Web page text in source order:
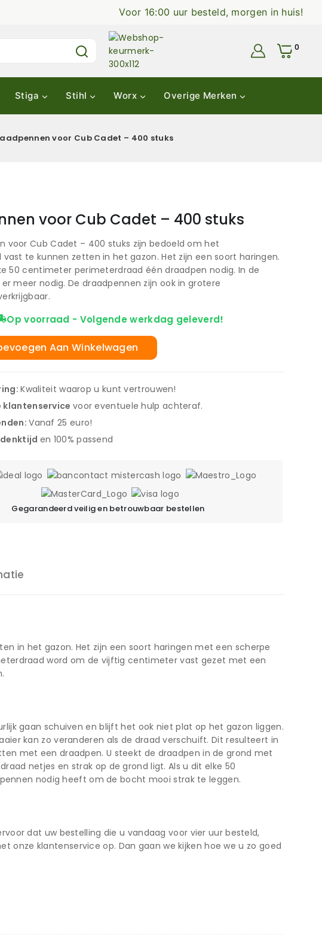
Voor 16:00 uur besteld, morgen in huis!
0
Stiga Stihl Worx Overige Merken
voor Cub Cadet – 400 stuks
voor Cub Cadet – 400 stuks
voor Cub Cadet – 400 stuks zijn bedoeld om het
te kunnen zetten in het gazon. Het zijn een soort haringen.
50 centimeter perimeterdraad één draadpen nodig. In de
meer nodig. De draadpennen zijn ook in grotere
Op voorraad - Volgende werkdag geleverd!
Aan Winkelwagen
Kwaliteit waarop u kunt vertrouwen!
klantenservice voor eventuele hulp achteraf.
Vanaf 25 euro!
en 100% passend
Gegarandeerd veilig en betrouwbaar bestellen
in het gazon. Het zijn een soort haringen met een scherpe
word om de vijftig centimeter vast gezet met een
gaan schuiven en blijft het ook niet plat op het gazon liggen.
kan zo veranderen als de draad verschuift. Dit resulteert in
met een draadpen. U steekt de draadpen in de grond met
netjes en strak op de grond ligt. Als u dit elke 50
nodig heeft om de bocht mooi strak te leggen.
dat uw bestelling die u vandaag voor vier uur besteld,
klantenservice op. Dan gaan we kijken hoe we u zo goed